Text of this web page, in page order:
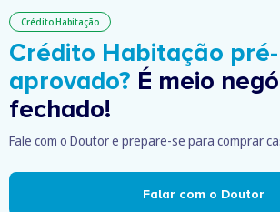
Crédito Habitação
Crédito Habitação pré-
aprovado? É meio
fechado!
Fale com o Doutor e prepare-se para comprar
Falar com o Doutor